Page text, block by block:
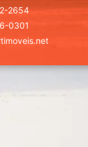
2654
0301